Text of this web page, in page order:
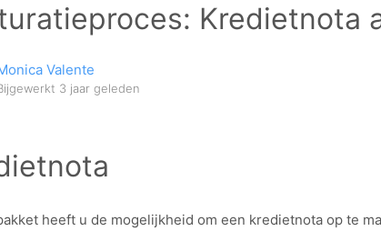
Kredietnota
Valente
3 jaar geleden
heeft u de mogelijkheid om een kredietnota op te